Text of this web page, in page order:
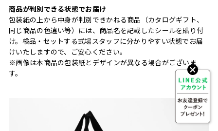
商品が判別できる状態でお届け
包装紙の上から中身が判別できかねる商品（カタログギフト、
同じ商品の色違い等）には、商品名を記載したシールを貼り付
け。検品・セットする式場スタッフに分かりやすい状態でお届
けいたしますので、ご安心ください。
※画像は本商品の包装紙とデザインが異なる場合がございま
す。